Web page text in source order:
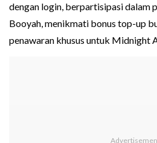
dengan login, berpartisipasi dalam
Booyah, menikmati bonus top-up
penawaran khusus untuk Midnight